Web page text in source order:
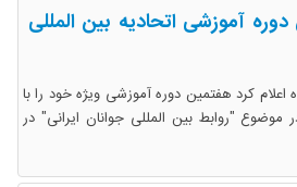
آموزشی اتحادیه بین المللی
اعلام کرد هفتمین دوره آموزشی ویژه خود را با
موضوع "روابط بین المللی جوانان ایرانی" در